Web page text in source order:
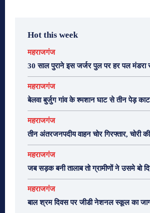
Hot this week
महराजगंज
30 साल पुराने इस जर्जर पुल पर हर पल मंडरा
महराजगंज
बेलवा बुर्जुग गांव के श्मशान घाट से तीन पेड़
महराजगंज
तीन अंतरजनपदीय वाहन चोर गिरफ्तार, चोरी
महराजगंज
जब सड़क बनी तालाब तो ग्रामीणों ने उसमे बो
महराजगंज
बाल श्रम दिवस पर जीडी नेशनल स्कूल का